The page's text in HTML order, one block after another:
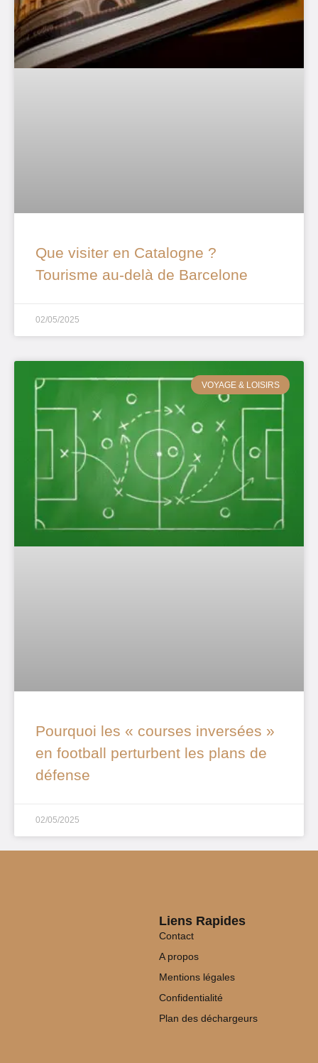
Que visiter en Catalogne ?
Tourisme au-delà de Barcelone
02/05/2025
VOYAGE & LOISIRS
Pourquoi les « courses inversées »
en football perturbent les plans de
défense
02/05/2025
Liens Rapides
Contact
A propos
Mentions légales
Confidentialité
Plan des déchargeurs